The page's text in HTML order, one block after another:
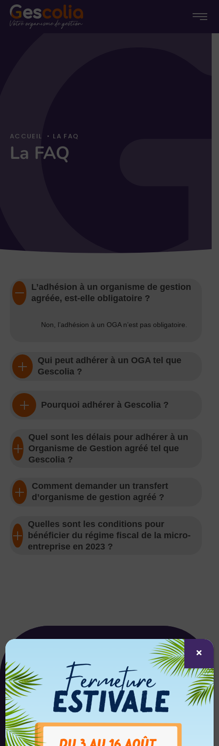
Passer
MenuMenu
ACCUEIL • LA FAQ
La FAQ
L’adhésion à un organisme de gestion
agréée, est-elle obligatoire ?
Non, l’adhésion à un OGA n’est pas obligatoire.
Qui peut adhérer à un OGA tel que
Gescolia ?
Pourquoi adhérer à Gescolia ?
Quel sont les délais pour adhérer à un
Organisme de Gestion agréé tel que
Gescolia ?
Comment demander un transfert
d’organisme de gestion agréé ?
Quelles sont les conditions pour
bénéficier du régime fiscal de la micro-
entreprise en 2023 ?
CONTACTER GESCOLIA
NOUS ÉCRIRE NOUS APPELER